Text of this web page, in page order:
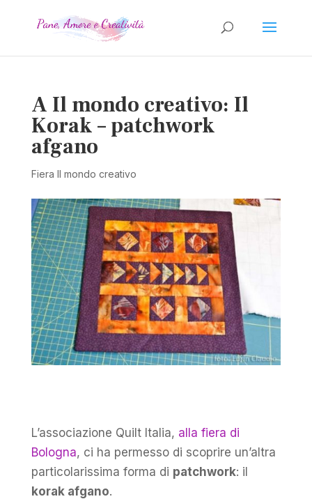
A Il mondo creativo: Il
Korak – patchwork
afgano
Fiera Il mondo creativo
L’associazione Quilt Italia, alla fiera di
Bologna, ci ha permesso di scoprire un’altra
particolarissima forma di patchwork: il
korak afgano.